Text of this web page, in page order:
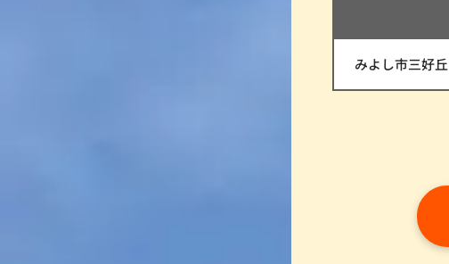
みよし市三好丘